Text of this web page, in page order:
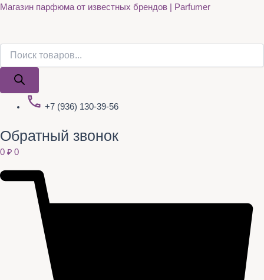
Перейти
Магазин парфюма от известных брендов | Parfumer
Поиск
+7 (936) 130-39-56
Обратный звонок
0 ₽ 0
Поиск
Quantity